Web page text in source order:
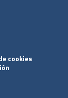
cookies